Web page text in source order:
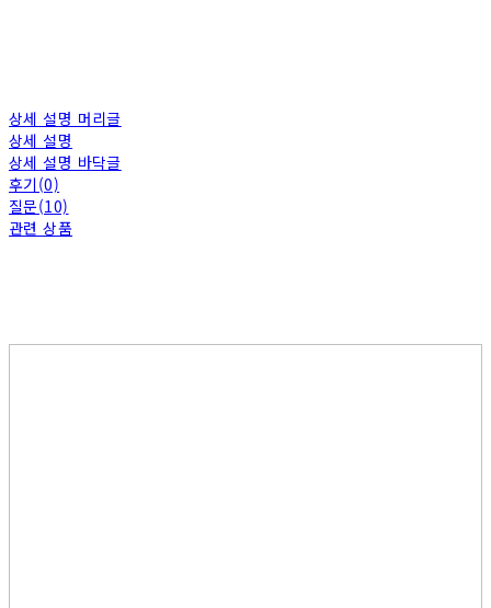
상세 설명 머리글
상세 설명
상세 설명 바닥글
후기(0)
질문(10)
관련 상품